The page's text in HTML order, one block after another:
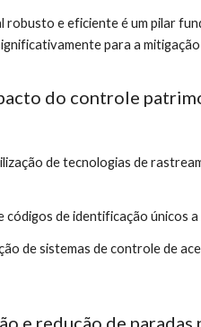
robusto e eficiente é um pilar
para a
do controle
de tecnologias de
de identificação únicos
de sistemas de controle de
e redução de paradas